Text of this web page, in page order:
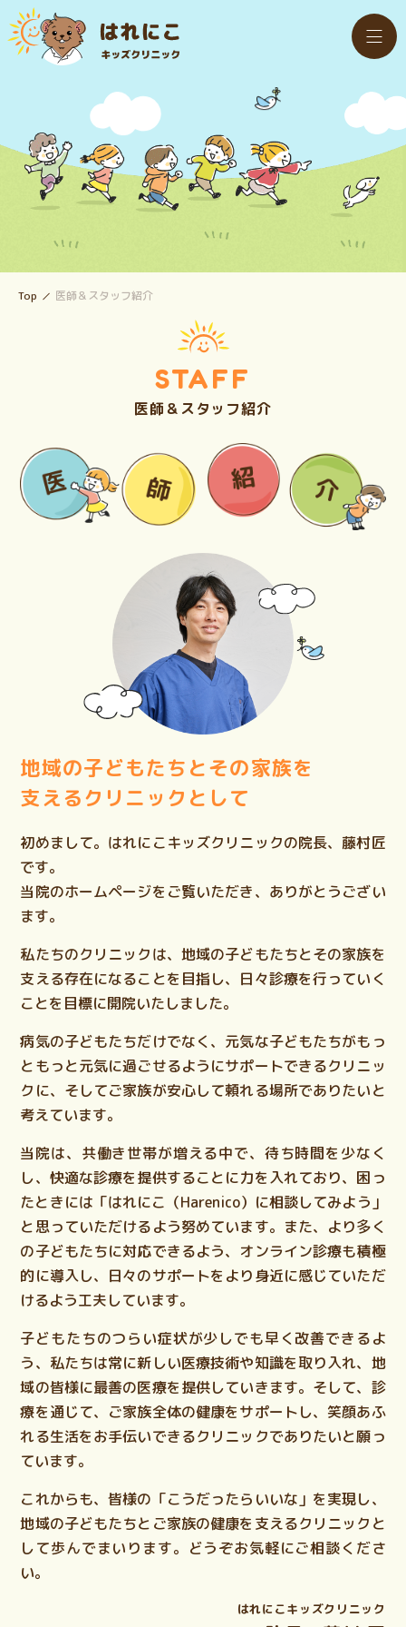
Top 医師＆スタッフ紹介
STAFF
医師＆スタッフ紹介
地域の子どもたちとその家族を
支えるクリニックとして
初めまして。はれにこキッズクリニックの院長、藤村匠
です。
当院のホームページをご覧いただき、ありがとうござい
ます。
私たちのクリニックは、地域の子どもたちとその家族を
支える存在になることを目指し、日々診療を行っていく
ことを目標に開院いたしました。
病気の子どもたちだけでなく、元気な子どもたちがもっ
ともっと元気に過ごせるようにサポートできるクリニッ
クに、そしてご家族が安心して頼れる場所でありたいと
考えています。
当院は、共働き世帯が増える中で、待ち時間を少なく
し、快適な診療を提供することに力を入れており、困っ
たときには「はれにこ（Harenico）に相談してみよう」
と思っていただけるよう努めています。また、より多く
の子どもたちに対応できるよう、オンライン診療も積極
的に導入し、日々のサポートをより身近に感じていただ
けるよう工夫しています。
子どもたちのつらい症状が少しでも早く改善できるよ
う、私たちは常に新しい医療技術や知識を取り入れ、地
域の皆様に最善の医療を提供していきます。そして、診
療を通じて、ご家族全体の健康をサポートし、笑顔あふ
れる生活をお手伝いできるクリニックでありたいと願っ
ています。
これからも、皆様の「こうだったらいいな」を実現し、
地域の子どもたちとご家族の健康を支えるクリニックと
して歩んでまいります。どうぞお気軽にご相談くださ
い。
はれにこキッズクリニック